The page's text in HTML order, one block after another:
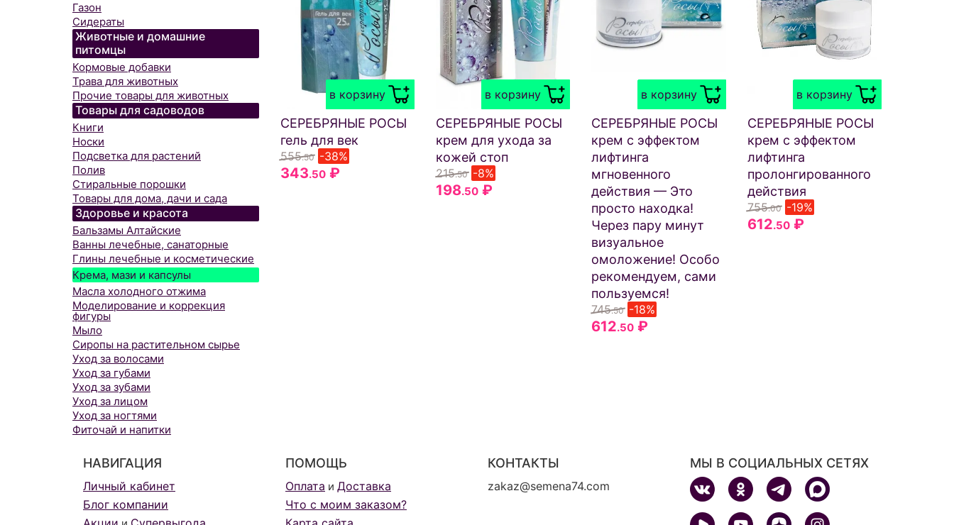
Газон
Сидераты
Животные и домашние
питомцы
Кормовые добавки
Трава для животных
Прочие товары для животных
Товары для садоводов
Книги
Носки
Подсветка для растений
Полив
Стиральные порошки
Товары для дома, дачи и сада
Здоровье и красота
Бальзамы Алтайские
Ванны лечебные, санаторные
Глины лечебные и косметические
Крема, мази и капсулы
Масла холодного отжима
Моделирование и коррекция
фигуры
Мыло
Сиропы на растительном сырье
Уход за волосами
Уход за губами
Уход за зубами
Уход за лицом
Уход за ногтями
Фиточай и напитки
в корзину
СЕРЕБРЯНЫЕ РОСЫ
гель для век
555.50 -38%
343.50₽
в корзину
СЕРЕБРЯНЫЕ РОСЫ
крем для ухода за
кожей стоп
215.50 -8%
198.50₽
в корзину
СЕРЕБРЯНЫЕ РОСЫ
крем с эффектом
лифтинга
мгновенного
действия — Это
просто находка!
Через пару минут
визуальное
омоложение! Особо
рекомендуем, сами
пользуемся!
745.50 -18%
612.50 ₽
в корзину
СЕРЕБРЯНЫЕ РОСЫ
крем с эффектом
лифтинга
пролонгированного
действия
755.00 -19%
612.50₽
НАВИГАЦИЯ
Личный кабинет
Блог компании
ПОМОЩЬ
Оплата и Доставка
Что с моим заказом?
КОНТАКТЫ
zakaz@semena74.com
МЫ В СОЦИАЛЬНЫХ СЕТЯХ